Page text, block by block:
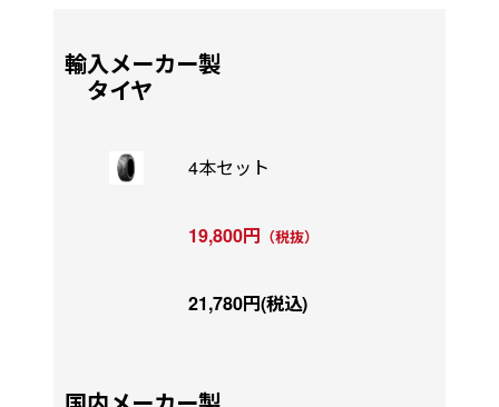
輸入メーカー製
タイヤ
4本セット
19,800円 （税抜）
21,780円(税込)